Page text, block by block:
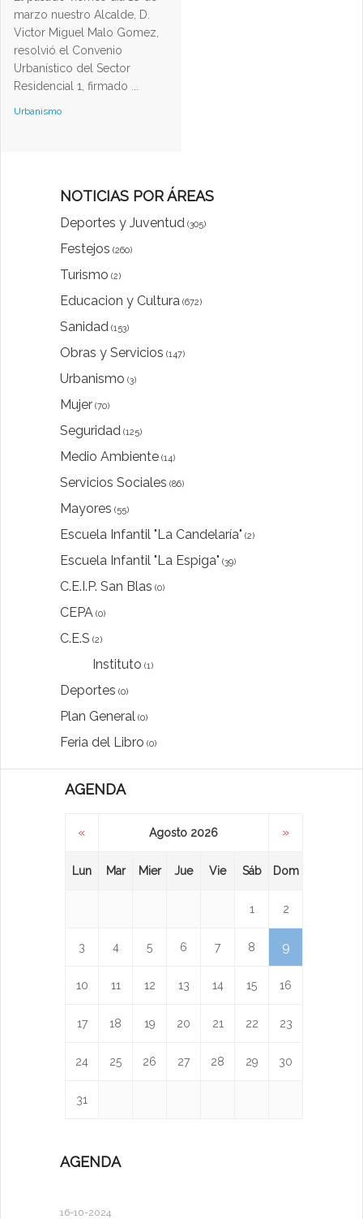
marzo nuestro Alcalde, D.
Victor Miguel Malo Gomez,
resolvió el Convenio
Urbanístico del Sector
Residencial 1, firmado ...
Urbanismo
NOTICIAS POR ÁREAS
Deportes y Juventud (305)
Festejos (260)
Turismo (2)
Educacion y Cultura (672)
Sanidad (153)
Obras y Servicios (147)
Urbanismo (3)
Mujer (70)
Seguridad (125)
Medio Ambiente (14)
Servicios Sociales (86)
Mayores (55)
Escuela Infantil "La Candelaría" (2)
Escuela Infantil "La Espiga" (39)
C.E.I.P. San Blas (0)
CEPA (0)
C.E.S (2)
Instituto (1)
Deportes (0)
Plan General (0)
Feria del Libro (0)
AGENDA
« Agosto 2026 »
Lun Mar Mier Jue Vie Sáb Dom
1 2
3 4 5 6 7 8 9
10 11 12 13 14 15 16
17 18 19 20 21 22 23
24 25 26 27 28 29 30
31
AGENDA
16-10-2024